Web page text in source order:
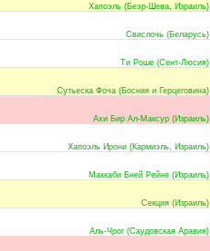
Хапоэль (Беэр-Шева, Израиль)
Свислочь (Беларусь)
Ти Роше (Сент-Люсия)
Сутьеска Фоча (Босния и Герцеговина)
Ахи Бир Ал-Максур (Израиль)
Хапоэль Ирони (Кармиэль, Израиль)
Маккаби Бней Рейне (Израиль)
Секция (Израиль)
Аль-Чрог (Саудовская Аравия)